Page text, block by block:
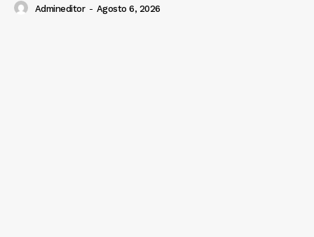
Admineditor - Agosto 6, 2026